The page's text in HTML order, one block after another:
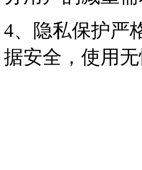
4、隐私保护严
据安全，使用无